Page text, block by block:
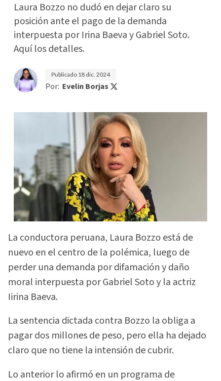
Laura Bozzo no dudó en dejar claro su
posición ante el pago de la demanda
interpuesta por Irina Baeva y Gabriel Soto.
Aquí los detalles.
Publicado 18 dic. 2024
Por: Evelin Borjas
La conductora peruana, Laura Bozzo está de
nuevo en el centro de la polémica, luego de
perder una demanda por difamación y daño
moral interpuesta por Gabriel Soto y la actriz
Iirina Baeva.
La sentencia dictada contra Bozzo la obliga a
pagar dos millones de peso, pero ella ha dejado
claro que no tiene la intensión de cubrir.
Lo anterior lo afirmó en un programa de